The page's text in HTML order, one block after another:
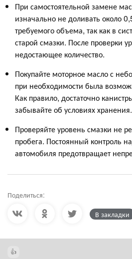
При самостоятельной замене
изначально не доливать около
требуемого объема, так как в
старой смазки. После проверки
недостающее количество.
Покупайте моторное масло с
при необходимости была
Как правило, достаточно
забывайте об условиях хранения.
Проверяйте уровень смазки не
пробега. Постоянный контроль
автомобиля предотвращает
Поделиться:
В закладки